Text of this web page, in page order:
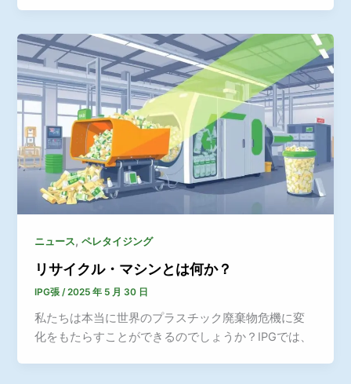
ニュース,ペレタイジング
リサイクル・マシンとは何か？
IPG張/2025 年 5 月 30 日
私たちは本当に世界のプラスチック廃棄物危機に変
化をもたらすことができるのでしょうか？IPGでは、